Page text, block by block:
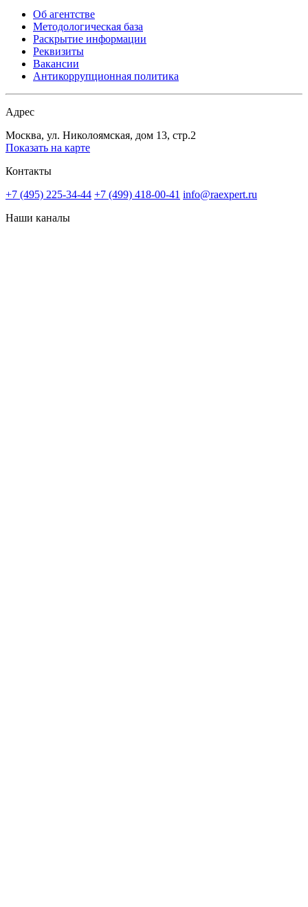
Об агентстве
Методологическая база
Раскрытие информации
Реквизиты
Вакансии
Антикоррупционная политика
Адрес
Москва, ул. Николоямская, дом 13, стр.2
Показать на карте
Контакты
+7 (495) 225-34-44 +7 (499) 418-00-41 info@raexpert.ru
Наши каналы